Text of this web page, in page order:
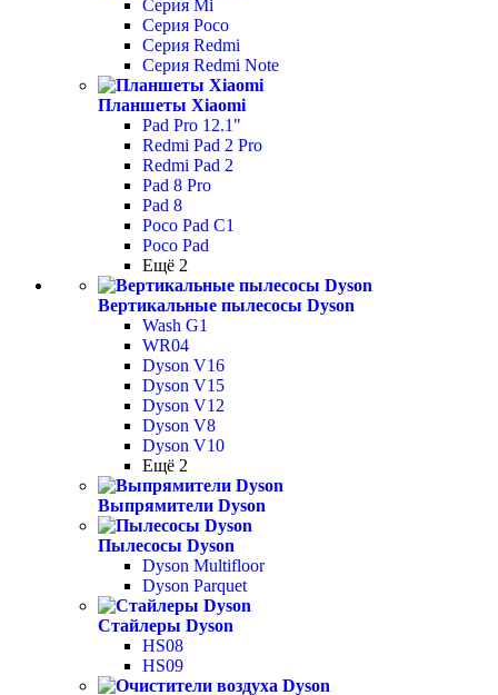
Серия Mi
Серия Poco
Серия Redmi
Серия Redmi Note
Планшеты Xiaomi
Pad Pro 12.1"
Redmi Pad 2 Pro
Redmi Pad 2
Pad 8 Pro
Pad 8
Poco Pad С1
Poco Pad
Ещё 2
Вертикальные пылесосы Dyson
Wash G1
WR04
Dyson V16
Dyson V15
Dyson V12
Dyson V8
Dyson V10
Ещё 2
Выпрямители Dyson
Пылесосы Dyson
Dyson Multifloor
Dyson Parquet
Стайлеры Dyson
HS08
HS09